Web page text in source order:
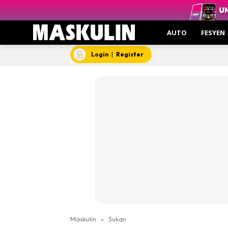
AUTO FESYEN
Login | Register
Maskulin » Sukan